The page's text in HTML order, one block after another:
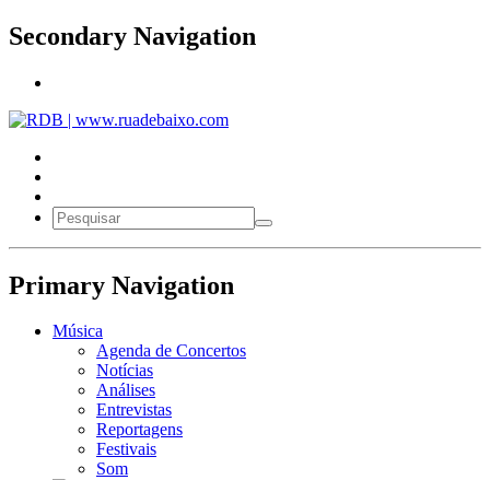
Secondary Navigation
Primary Navigation
Música
Agenda de Concertos
Notícias
Análises
Entrevistas
Reportagens
Festivais
Som